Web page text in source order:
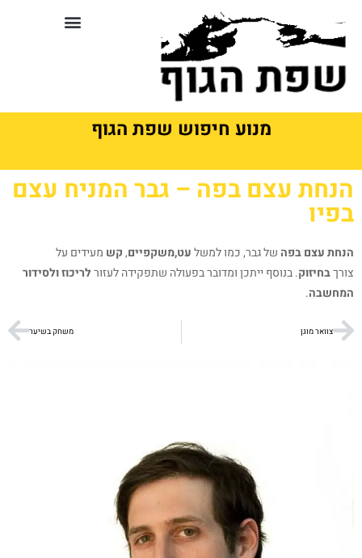
מנוע חיפוש שפת הגוף
הנחת עצם בפה – גבר המניח עצם
בפיו
הנחת עצםבפה של גבר, כמו למשלעט,משקפיים,קש מעידים על
צורךבחיזוק. בנוסף ייתכן ומדובר בפעולה שתפקידה לעזורלריכוז ולסידור
המחשבה.
צוואר מוגן משחק בשיער